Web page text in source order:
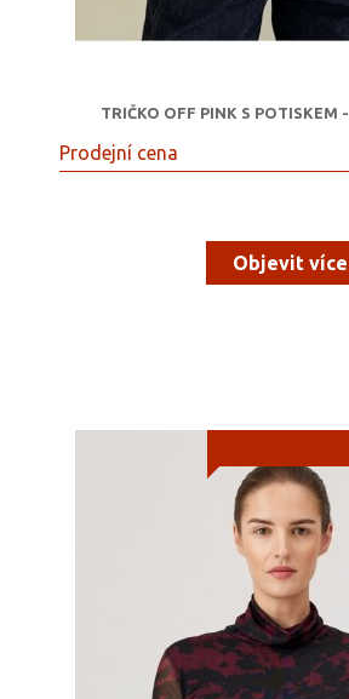
TRIČKO OFF PINK S POTISKEM
Prodejní cena
Objevit více